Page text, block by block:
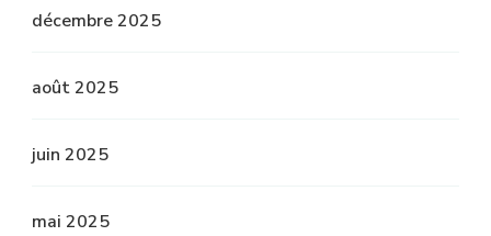
décembre 2025
août 2025
juin 2025
mai 2025